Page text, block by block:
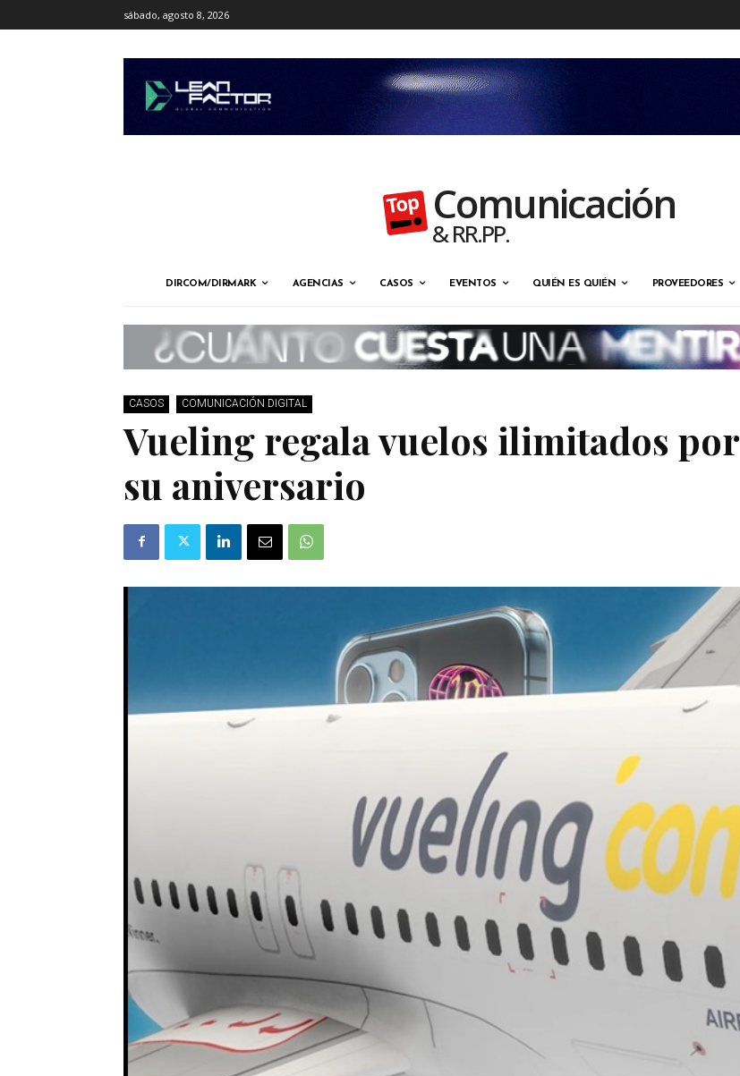
sábado, agosto 8, 2026
Comunicación
& RR.PP.
DIRCOM/DIRMARK AGENCIAS CASOS EVENTOS QUIÉN ES QUIÉN PROVEEDORES
CASOS COMUNICACIÓN DIGITAL
Vueling regala vuelos ilimitados por
su aniversario